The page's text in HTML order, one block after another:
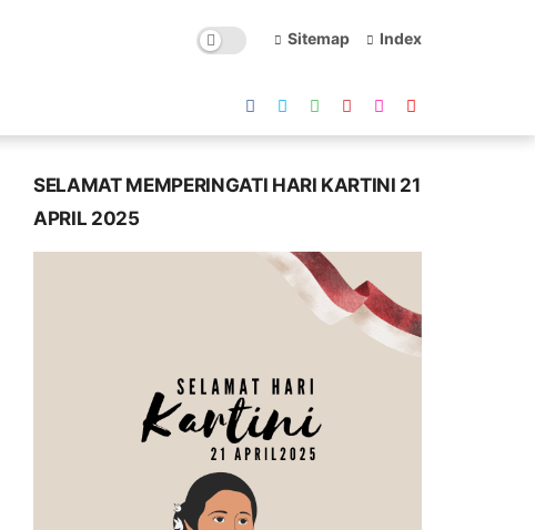
Sitemap Index
SELAMAT MEMPERINGATI HARI KARTINI 21
APRIL 2025